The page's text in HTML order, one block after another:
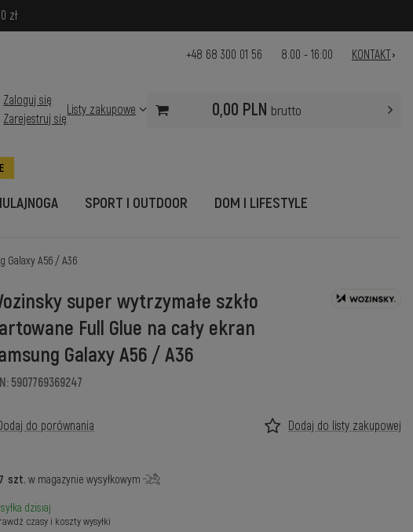
zł
+48 68 300 01 56 8:00 - 16:00 KONTAKT
Zaloguj się
Zarejestruj się
Listy zakupowe 0,00 PLN brutto
SPORT I OUTDOOR DOM I LIFESTYLE
Galaxy A56 / A36
super wytrzymałe szkło
Full Glue na cały ekran
Galaxy A56 / A36
5907769369247
do porównania Dodaj do listy zakupowej
szt. w magazynie wysyłkowym
dzisiaj
czasy i koszty wysyłki